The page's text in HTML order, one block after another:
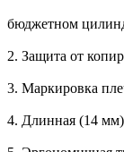
бюджетном
2. Защита от
3. Маркировка
4. Длинная (14